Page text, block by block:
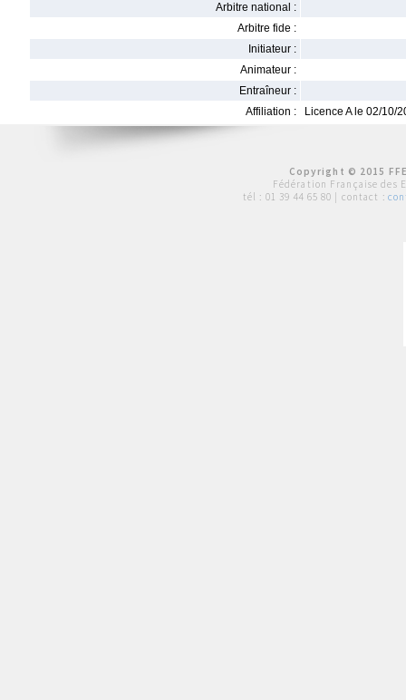
Arbitre national :
Arbitre fide :
Initiateur :
Animateur :
Entraîneur :
Affiliation :
Licence A le 02/10/
Copyright © 2015
Fédération Française des
tél : 01 39 44 65 80 | contact :